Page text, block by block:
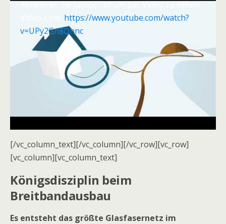
Aktivieren Sie JavaScript um das Video zu sehen.
https://www.youtube.com/watch?
v=UPy2Gn8Qhnc
[/vc_column_text][/vc_column][/vc_row][vc_row]
[vc_column][vc_column_text]
Königsdisziplin beim
Breitbandausbau
Es entsteht das größte Glasfasernetz im